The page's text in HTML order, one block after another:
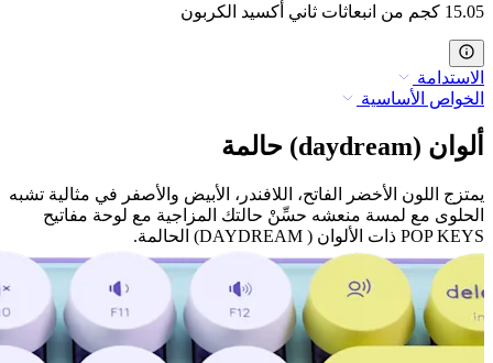
15.05 كجم من انبعاثات ثاني أكسيد الكربون
الاستدامة
الخواص الأساسية
ألوان (daydream) حالمة
يمتزج اللون الأخضر الفاتح، اللافندر، الأبيض والأصفر في مثالية تشبه
الحلوى مع لمسة منعشه حسِّنْ حالتك المزاجية مع لوحة مفاتيح
POP KEYS ذات الألوان ( DAYDREAM) الحالمة.